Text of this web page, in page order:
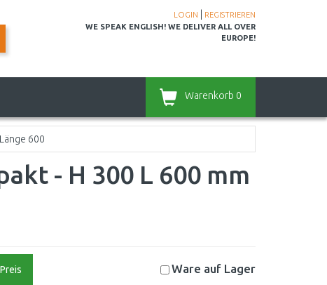
LOGIN
REGISTRIEREN
WE SPEAK ENGLISH! WE DELIVER ALL OVER
EUROPE!
Warenkorb 0
Länge 600
- H 300 L 600 mm
Preis Ware auf Lager